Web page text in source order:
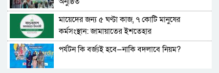
মায়েদের জন্য ৫ ঘণ্টা কাজ, ৭ কোটি মানুষের
কর্মসংস্থান: জামায়াতের ইশতেহার
পর্যটন কি বর্জ্যই হবে—নাকি বদলাবে নিয়ম?